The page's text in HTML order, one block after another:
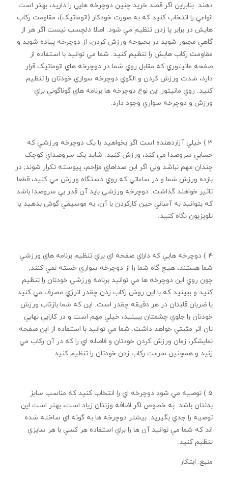
دهند. بنابراين اگر قصد خريد چنين دوچرخه هايي را داريد، بهتر است
انواعي را انتخاب کنيد که به صورت خودکار (اتوماتيک)، مقاومت رکاب
هايش در برابر پا زدن تنظيم مي شود. اصلا دلچسب نيست اگر هر از
گاهي مجبور شويد در بحبوحه ورزش کردن، از دوچرخه پياده شويد و
مقاومت رکاب هايش را تنظيم کنيد. شما مي توانيد با استفاده از
صفحه مانيتوري که مقابل روي شما در دوچرخه هاي اتوماتيک قرار
دارد، شدت ورزش کردن و الگوي دوچرخه سواري خودتان را تنظيم
کنيد. روي مانيتور اين نوع دوچرخه ها برنامه هاي گوناگوني براي
ورزش و دوچرخه سواري وجود دارد.
3 ) خيلي آزاردهنده است اگر بخواهيد با يک دوچرخه ورزشي که
حسابي سروصدا مي کند، ورزش کنيد. شايد يک سروصداي کوچک
چندان مهم نباشد ولي اگر اين صداهاي مزاحم، پيوسته تکرار شوند; در
بازده ورزش شما و در ساعاتي که روي دستگاه ورزش مي کنيد، قطعا
تاثير خواهند گذاشت. دوچرخه ورزشي بايد آن قدر بي سروصدا باشد
که بتوانيد به آساني حين کارکردن با آن، به موسيقي گوش بدهيد يا
تلويزيون نگاه کنيد.
4 ) دوچرخه هايي که داراي صفحه اي براي تنظيم برنامه هاي ورزشي
شما هستند، هيچ گاه شما را از دوچرخه سواري خسته نمي کنند;
چون روي اين دوچرخه ها مي توانيد برنامه ورزشي خودتان را تنظيم
کنيد و ببينيد که با اين روش رکاب زدن چقدر انرژي مصرف مي کنيد
يا ضربان قلبتان در هر دقيقه چقدر است. اين که شما بازتاب ورزش
خودتان را جلوي چشمتان ببينيد، خيلي مهم است و در کارايي نهايي
تان اثر مثبتي خواهد داشت. شما مي توانيد با استفاده از اين صفحه
نمايشگر، زمان ورزش کردن خودتان و فاصله اي را که در آن رکاب مي
زنيد و همچنين سرعت رکاب زدن خودتان را تنظيم کنيد.
5 ) توصيه مي شود دوچرخه اي را انتخاب کنيد که مناسب سايز
بدنتان باشد. به خصوص اگر اضافه وزنتان زياد است، بهتر است اين
توصيه را جدي بگيريد. بيشتر دوچرخه ها به گونه اي ساخته شده
اند که شما مي توانيد آن ها را براي استفاده هر کسي با هر سايزي
تنظيم کنيد.
منبع: ابتكار